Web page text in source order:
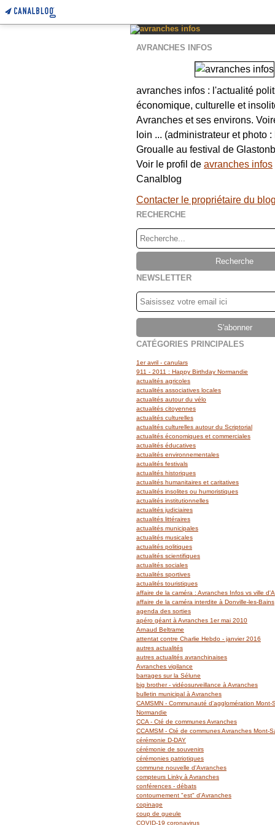
AVRANCHES INFOS
avranches infos : l'actualité
économique, culturelle et
Avranches et ses environs.
loin ... (administrateur et photo
Groualle au festival de
Voir le profil de avranches infos
Canalblog
Contacter le propriétaire du blog
RECHERCHE
NEWSLETTER
CATÉGORIES PRINCIPALES
1er avril - canulars
911 - 2011 : Happy Birthday Normandie
actualités agricoles
actualités associatives locales
actualités autour du vélo
actualités citoyennes
actualités culturelles
actualités culturelles autour du Scriptorial
actualités économiques et commerciales
actualités éducatives
actualités environnementales
actualités festivals
actualités historiques
actualités humanitaires et caritatives
actualités insolites ou humoristiques
actualités institutionnelles
actualités judiciaires
actualités littéraires
actualités municipales
actualités musicales
actualités politiques
actualités scientifiques
actualités sociales
actualités sportives
actualités touristiques
affaire de la caméra : Avranches Infos vs ville
affaire de la caméra interdite à Donville-les-Bains
agenda des sorties
apéro géant à Avranches 1er mai 2010
Arnaud Beltrame
attentat contre Charlie Hebdo - janvier 2016
autres actualités
autres actualités avranchinaises
Avranches vigilance
barrages sur la Sélune
big brother - vidéosurveillance à Avranches
bulletin municipal à Avranches
CAMSMN - Communauté d'agglomération Mont-
Normandie
CCA - Cté de communes Avranches
CCAMSM - Cté de communes Avranches Mont-
cérémonie D-DAY
cérémonie de souvenirs
cérémonies patriotiques
commune nouvelle d'Avranches
compteurs Linky à Avranches
conférences - débats
contournement "est" d'Avranches
copinage
coup de gueule
COVID-19 coronavirus